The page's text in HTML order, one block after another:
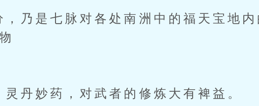
乃是七脉对各处南洲中的福天宝地内
丹妙药，对武者的修炼大有裨益。